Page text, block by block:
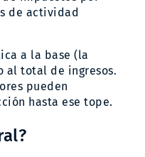
de actividad
a la base (la
al total de ingresos.
pueden
hasta ese tope.